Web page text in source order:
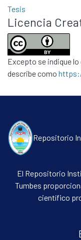
Tesis
Licencia
Excepto se indique
describe como
Repositorio
El Repositorio
Tumbes
científico